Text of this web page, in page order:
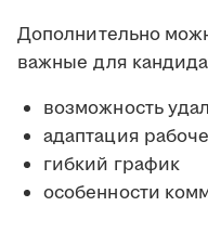
Дополнительно
важные для
возможность
адаптация
гибкий график
особенности